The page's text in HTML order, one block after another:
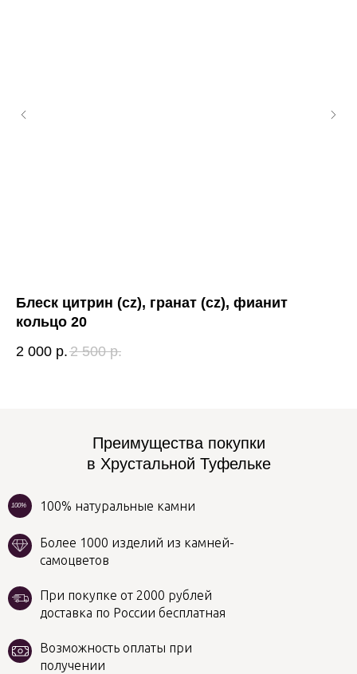
Блеск цитрин (cz), гранат (cz), фианит
кольцо 20
2 000 р. 2 500 р.
100% натуральные камни
100%
Преимущества покупки
в Хрустальной Туфельке
Более 1000 изделий из камней-
самоцветов
Возможность оплаты при
получении
При покупке от 2000 рублей
доставка по России бесплатная